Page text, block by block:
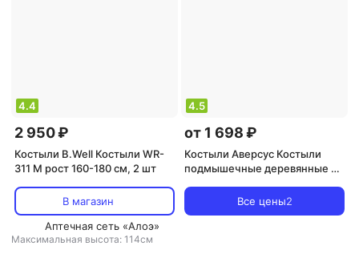
4.4
2 950 ₽
Костыли B.Well Костыли WR-
311 М рост 160-180 см, 2 шт
В магазин
Аптечная сеть «Алоэ»
Максимальная высота: 114см
4.5
от 1 698 ₽
Костыли Аверсус Костыли
подмышечные деревянные с
Все цены2